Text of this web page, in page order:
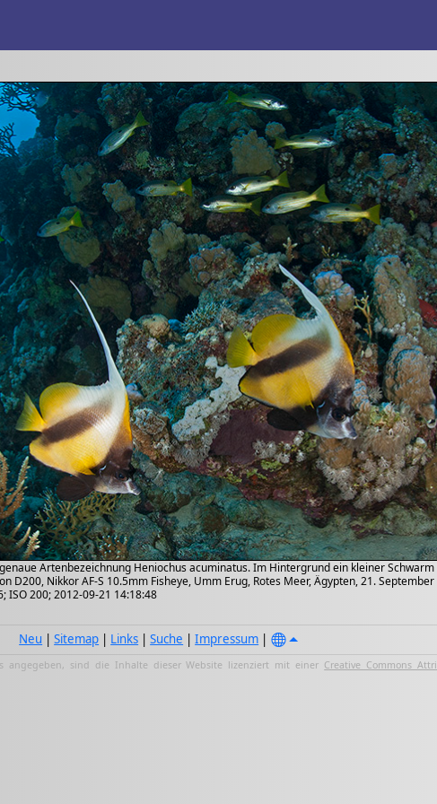
Artenbezeichnung Heniochus acuminatus. Im Hintergrund ein kleiner
D200, Nikkor AF-S 10.5mm Fisheye, Umm Erug, Rotes Meer, Ägypten, 21.
ISO 200; 2012-09-21 14:18:48
Neu |Sitemap | Links |Suche |Impressum |
angegeben, sind die Inhalte dieser Website lizenziert mit einer Creative Commons